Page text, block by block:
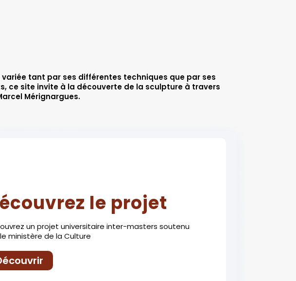
variée tant par ses différentes techniques que par ses
ce site invite à la découverte de la sculpture à travers
Mérignargues.
le projet
un projet universitaire inter-masters soutenu
ministère de la Culture